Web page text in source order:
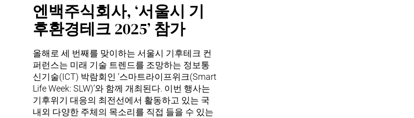
엔백주식회사, ‘서울시 기
후환경테크 2025’ 참가
올해로 세 번째를 맞이하는 서울시 기후테크 컨
퍼런스는 미래 기술 트렌드를 조망하는 정보통
신기술(ICT) 박람회인 ‘스마트라이프위크(Smart
Life Week: SLW)’와 함께 개최된다. 이번 행사는
기후위기 대응의 최전선에서 활동하고 있는 국
내외 다양한 주체의 목소리를 직접 들을 수 있는